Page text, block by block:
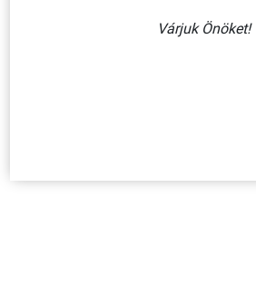
KOSÁRBA
Várjuk Önöket!